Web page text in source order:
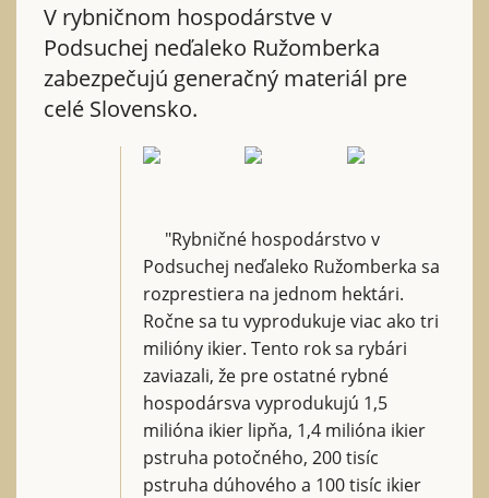
V rybničnom hospodárstve v
Podsuchej neďaleko Ružomberka
zabezpečujú generačný materiál pre
celé Slovensko.
"Rybničné hospodárstvo v
Podsuchej neďaleko Ružomberka sa
rozprestiera na jednom hektári.
Ročne sa tu vyprodukuje viac ako tri
milióny ikier. Tento rok sa rybári
zaviazali, že pre ostatné rybné
hospodársva vyprodukujú 1,5
milióna ikier lipňa, 1,4 milióna ikier
pstruha potočného, 200 tisíc
pstruha dúhového a 100 tisíc ikier